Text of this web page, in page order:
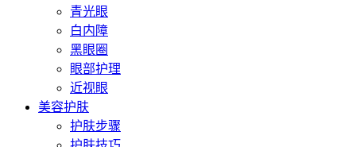
青光眼
白内障
黑眼圈
眼部护理
近视眼
美容护肤
护肤步骤